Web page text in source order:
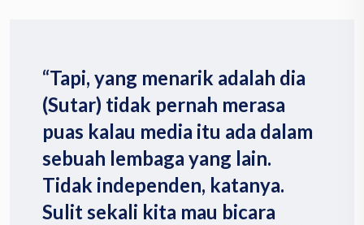
“Tapi, yang menarik adalah dia
(Sutar) tidak pernah merasa
puas kalau media itu ada dalam
sebuah lembaga yang lain.
Tidak independen, katanya.
Sulit sekali kita mau bicara